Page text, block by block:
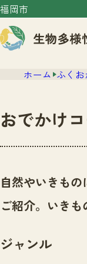
福岡市
センタ
センタ
サイト
ニュー
いきも
イベント
ホーム ふく
おでかけ
自然やいきも
ご紹介。いき
ジャンル